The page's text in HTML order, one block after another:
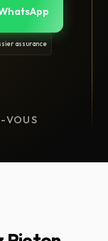
assurance
VOUS